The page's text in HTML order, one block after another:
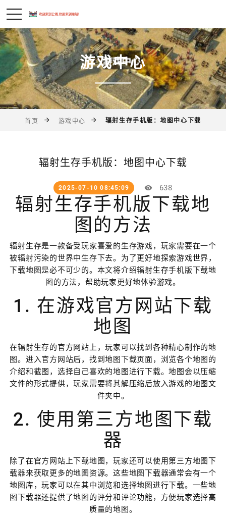
游戏中心
首页 游戏中心 辐射生存手机版：地图中心下载
辐射生存手机版：地图中心下载
2025-07-10 08:45:09 638
辐射生存手机版下载地
图的方法
辐射生存是一款备受玩家喜爱的生存游戏，玩家需要在一个
被辐射污染的世界中生存下去。为了更好地探索游戏世界，
下载地图是必不可少的。本文将介绍辐射生存手机版下载地
图的方法，帮助玩家更好地体验游戏。
1. 在游戏官方网站下载
地图
在辐射生存的官方网站上，玩家可以找到各种精心制作的地
图。进入官方网站后，找到地图下载页面，浏览各个地图的
介绍和截图，选择自己喜欢的地图进行下载。地图会以压缩
文件的形式提供，玩家需要将其解压缩后放入游戏的地图文
件夹中。
2. 使用第三方地图下载
器
除了在官方网站上下载地图，玩家还可以使用第三方地图下
载器来获取更多的地图资源。这些地图下载器通常会有一个
地图库，玩家可以在其中浏览和选择地图进行下载。一些地
图下载器还提供了地图的评分和评论功能，方便玩家选择高
质量的地图。